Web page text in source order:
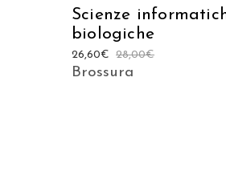
Scienze
biologiche
28,00€
26,60€
Brossura